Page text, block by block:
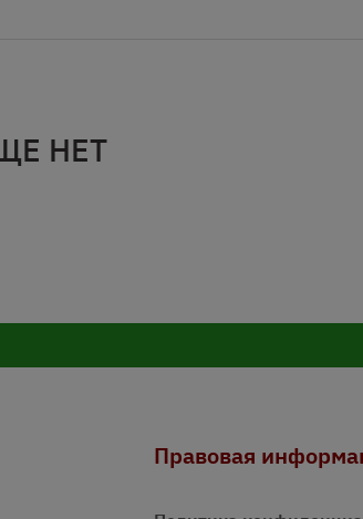
НЕТ
Правовая